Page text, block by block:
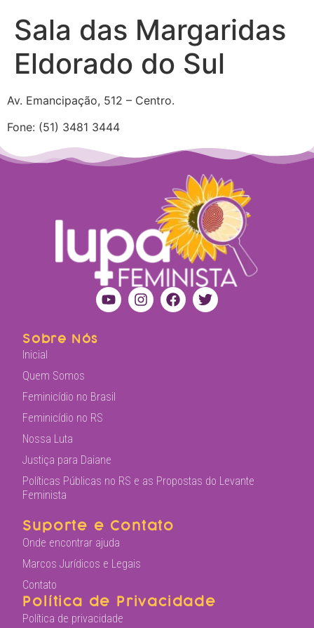
Sala das Margaridas
Eldorado do Sul
Av. Emancipação, 512 – Centro.
Fone: (51) 3481 3444
Sobre Nós
Inicial
Quem Somos
Feminicídio no Brasil
Feminicídio no RS
Nossa Luta
Justiça para Daiane
Políticas Públicas no RS e as Propostas do Levante
Feminista
Suporte e Contato
Onde encontrar ajuda
Marcos Jurídicos e Legais
Contato
Política de Privacidade
Política de privacidade